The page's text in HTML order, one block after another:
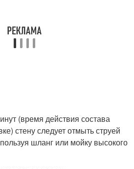
(время действия состава
стену следует отмыть струей
шланг или мойку высокого